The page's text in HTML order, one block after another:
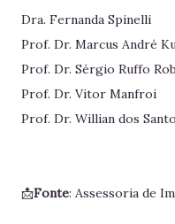
Dra. Fernanda Spinelli
Prof. Dr. Marcus André
Prof. Dr. Sérgio Ruffo
Prof. Dr. Vitor Manfroi
Prof. Dr. Willian dos
📩Fonte: Assessoria de